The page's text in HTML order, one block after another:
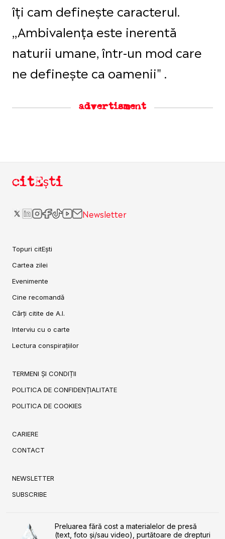
îți cam definește caracterul.
,,Ambivalența este inerentă
naturii umane, într-un mod care
ne definește ca oamenii" .
advertisment
citEști
Newsletter
Topuri citEști
Cartea zilei
Evenimente
Cine recomandă
Cărți citite de A.I.
Interviu cu o carte
Lectura conspirațiilor
TERMENI ȘI CONDIȚII
POLITICA DE CONFIDENȚIALITATE
POLITICA DE COOKIES
CARIERE
CONTACT
NEWSLETTER
SUBSCRIBE
Preluarea fără cost a materialelor de presă
(text, foto și/sau video), purtătoare de drepturi